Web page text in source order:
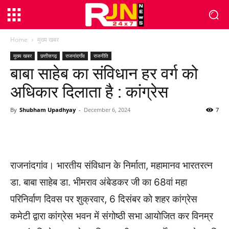
Home मुख्य खबर
मुख्य खबर छत्तीसगढ़ राजनांदगाँव राजनीति
बाबा साहेब का संविधान हर वर्ग को
अधिकार दिलाता है : कांग्रेस
By Shubham Upadhyay - December 6, 2024 7
राजनांदगांव। भारतीय संविधान के निर्माता, महामानव भारतरत्न
डा. बाबा साहेब डा. भीमराव अंबेडकर जी का 68वां महा
परिनिर्वाण दिवस पर शुक्रवार, 6 दिसंबर को शहर कांग्रेस
कमेटी द्वारा कांग्रेस भवन में संगोष्ठी सभा आयोजित कर विनम्र